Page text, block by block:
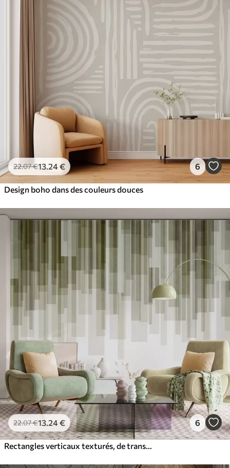
22.07€13 .24€ 6
Design boho dans des couleurs douces
22.07€13 .24€ 6